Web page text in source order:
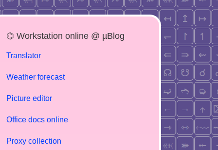
⌬ Workstation online @ µBlog
Translator
Weather forecast
Picture editor
Office docs online
Proxy collection